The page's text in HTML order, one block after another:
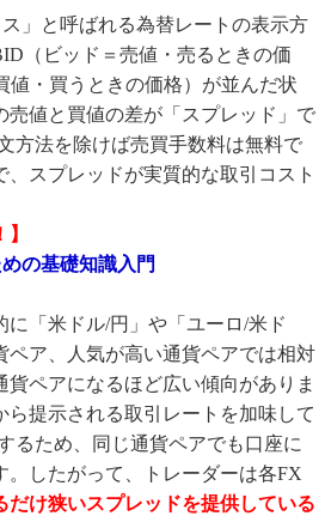
」と呼ばれる為替レートの表示方
（ビッド＝売値・売るときの価
値・買うときの価格）が並んだ状
売値と買値の差が「スプレッド」で
方法を除けば売買手数料は無料で
、スプレッドが実質的な取引コスト
の基礎知識入門
「米ドル/円」や「ユーロ/米ド
ペア、人気が高い通貨ペアでは相対
貨ペアになるほど広い傾向がありま
提示される取引レートを加味して
るため、同じ通貨ペアでも口座に
。したがって、トレーダーは各FX
だけ狭いスプレッドを提供している